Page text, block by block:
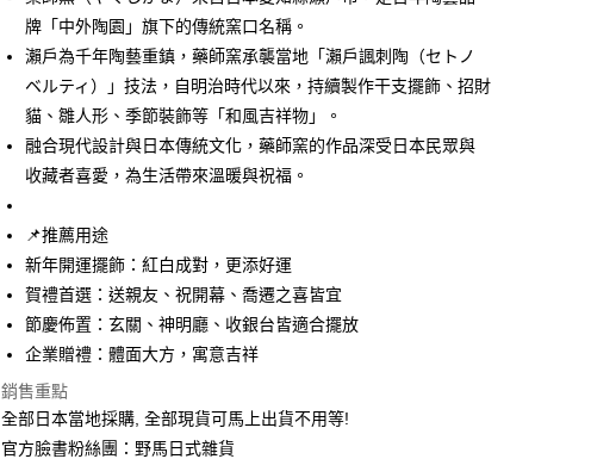
付款後7-11取貨
每筆NT$65，滿NT$999(含以上)免運費
宅配
每筆NT$100，滿NT$999(含以上)免運費
牌「中外陶園」旗下的傳統窯口名稱。
瀨戶為千年陶藝重鎮，藥師窯承襲當地「瀨戶諷刺陶（セトノ
ベルティ）」技法，自明治時代以來，持續製作干支擺飾、招財
貓、雛人形、季節裝飾等「和風吉祥物」。
融合現代設計與日本傳統文化，藥師窯的作品深受日本民眾與
收藏者喜愛，為生活帶來溫暖與祝福。
📌推薦用途
新年開運擺飾：紅白成對，更添好運
賀禮首選：送親友、祝開幕、喬遷之喜皆宜
節慶佈置：玄關、神明廳、收銀台皆適合擺放
企業贈禮：體面大方，寓意吉祥
銷售重點
全部日本當地採購, 全部現貨可馬上出貨不用等!
官方臉書粉絲團：野馬日式雜貨